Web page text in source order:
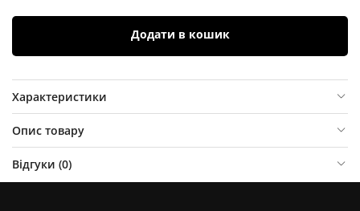
Додати в кошик
Характеристики
Опис товару
Відгуки (0)